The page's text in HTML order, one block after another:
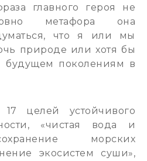
главного героя не
метафора она
что я или мы
природе или хотя бы
будущем поколениям в
целей устойчивого
«чистая вода и
морских
экосистем суши»,